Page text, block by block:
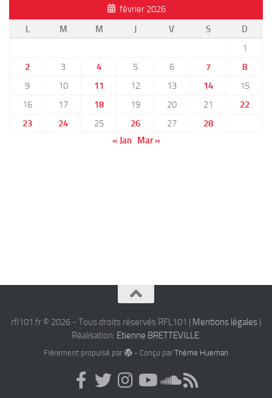
février 2026
L
M M J V S
D
1
2
3 4 5 6 7
8
9
10 11 12 13 14
15
16
17 18 19 20 21
22
23
24 25 26 27
28
« Jan
Mar »
rfl101.fr © 2026 - Tous droits réservés RFL101 | Mentions légales
Réalisation: Etienne BRETTEVILLE.
Fièrement propulsé par - Conçu par Thème Hueman